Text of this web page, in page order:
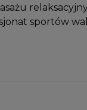
sportów